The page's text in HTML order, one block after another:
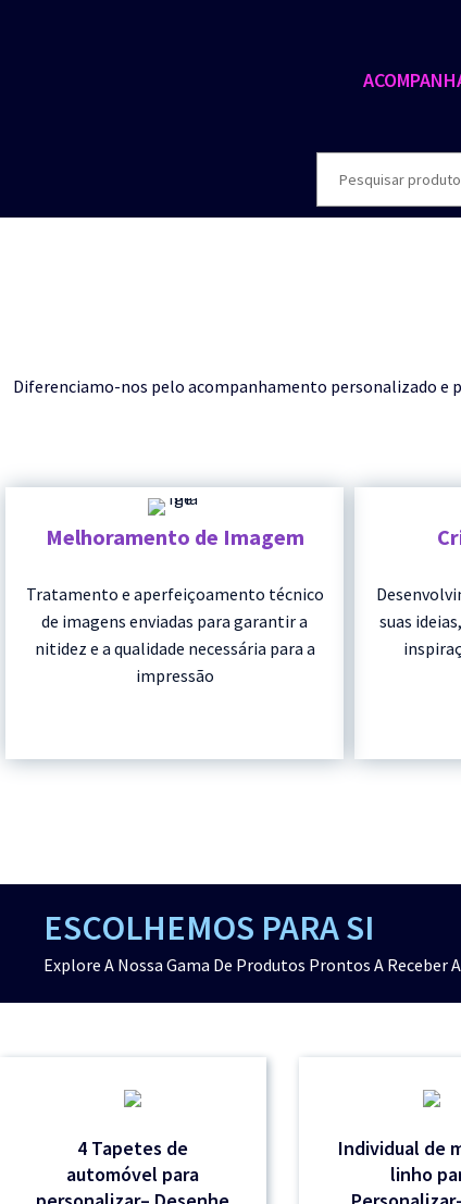
Diferenciamo-nos pelo acompanhamento personalizado
Melhoramento de Imagem
Tratamento e aperfeiçoamento técnico
de imagens enviadas para garantir a
nitidez e a qualidade necessária para a
impressão
suas
ESCOLHEMOS PARA SI
Explore A Nossa Gama De Produtos Prontos A Receber
4 Tapetes de
automóvel para
Individual de
linho